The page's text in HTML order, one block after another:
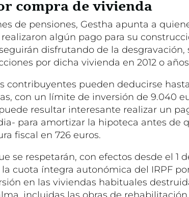
compra de vivienda
de pensiones, Gestha apunta a
algún pago para su
disfrutando de la
por dicha vivienda en 2012 o
contribuyentes pueden deducirse hasta
con un límite de inversión de 9.040
resultar interesante realizar un
para amortizar la hipoteca antes de
fiscal en 726 euros.
se respetarán, con efectos desde el 1
cuota íntegra autonómica del IRPF
en las viviendas habituales